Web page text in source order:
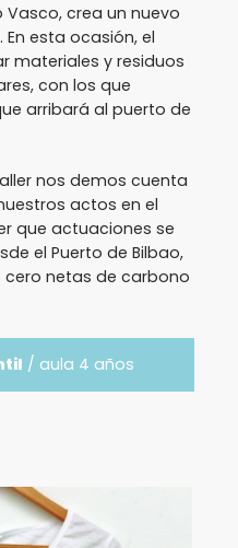
Vasco, crea un nuevo
esta ocasión, el
materiales y residuos
con los que
arribará al puerto de
nos demos cuenta
actos en el
que actuaciones se
el Puerto de Bilbao,
netas de carbono
/ aula 4 años